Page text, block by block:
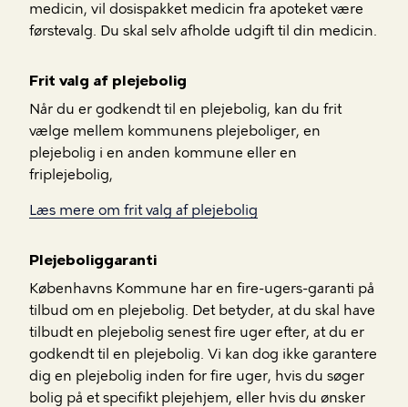
medicin, vil dosispakket medicin fra apoteket være
førstevalg. Du skal selv afholde udgift til din medicin.
Frit valg af plejebolig
Når du er godkendt til en plejebolig, kan du frit
vælge mellem kommunens plejeboliger, en
plejebolig i en anden kommune eller en
friplejebolig,
Læs mere om frit valg af plejebolig
Plejeboliggaranti
Københavns Kommune har en fire-ugers-garanti på
tilbud om en plejebolig. Det betyder, at du skal have
tilbudt en plejebolig senest fire uger efter, at du er
godkendt til en plejebolig. Vi kan dog ikke garantere
dig en plejebolig inden for fire uger, hvis du søger
bolig på et specifikt plejehjem, eller hvis du ønsker